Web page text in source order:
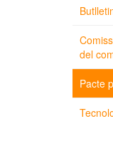
del
Pacte